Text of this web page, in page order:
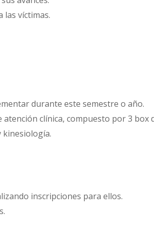
las víctimas.
durante este semestre o año.
clínica, compuesto por 3 box
kinesiología.
inscripciones para ellos.